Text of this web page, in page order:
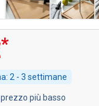
*
2 - 3 settimane
più basso